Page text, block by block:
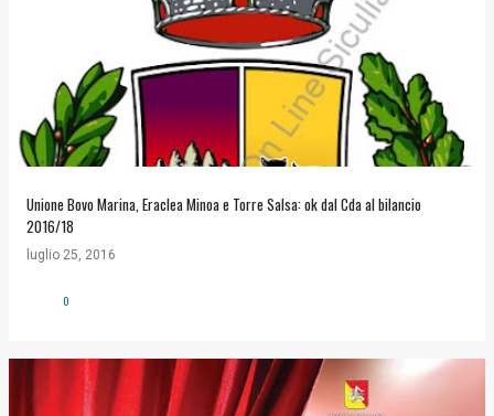
Unione Bovo Marina, Eraclea Minoa e Torre Salsa: ok dal Cda al bilancio
2016/18
luglio 25, 2016
0